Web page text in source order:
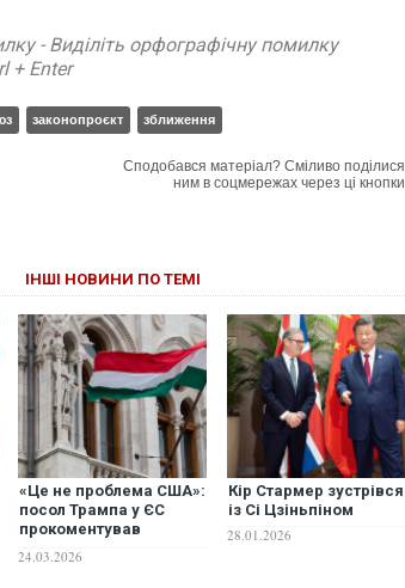
- Виділіть орфографічну помилку
+ Enter
законопроєкт зближення
Сподобався матеріал? Сміливо поділися
ним в соцмережах через ці кнопки
ІНШІ НОВИНИ ПО ТЕМІ
«Це не проблема США»:
посол Трампа у ЄС
прокоментував
кредиту Україні
24.03.2026
Кір Стармер зустрівся
із Сі Цзіньпіном
28.01.2026